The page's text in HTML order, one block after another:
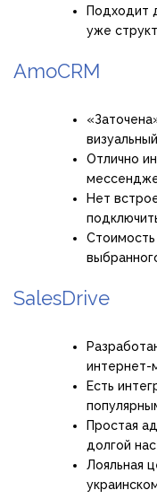
Подходит
уже
AmoCRM
Отлично
Нет
Стоимость
SalesDrive
интернет-
Есть
Простая
долгой
Лояльная